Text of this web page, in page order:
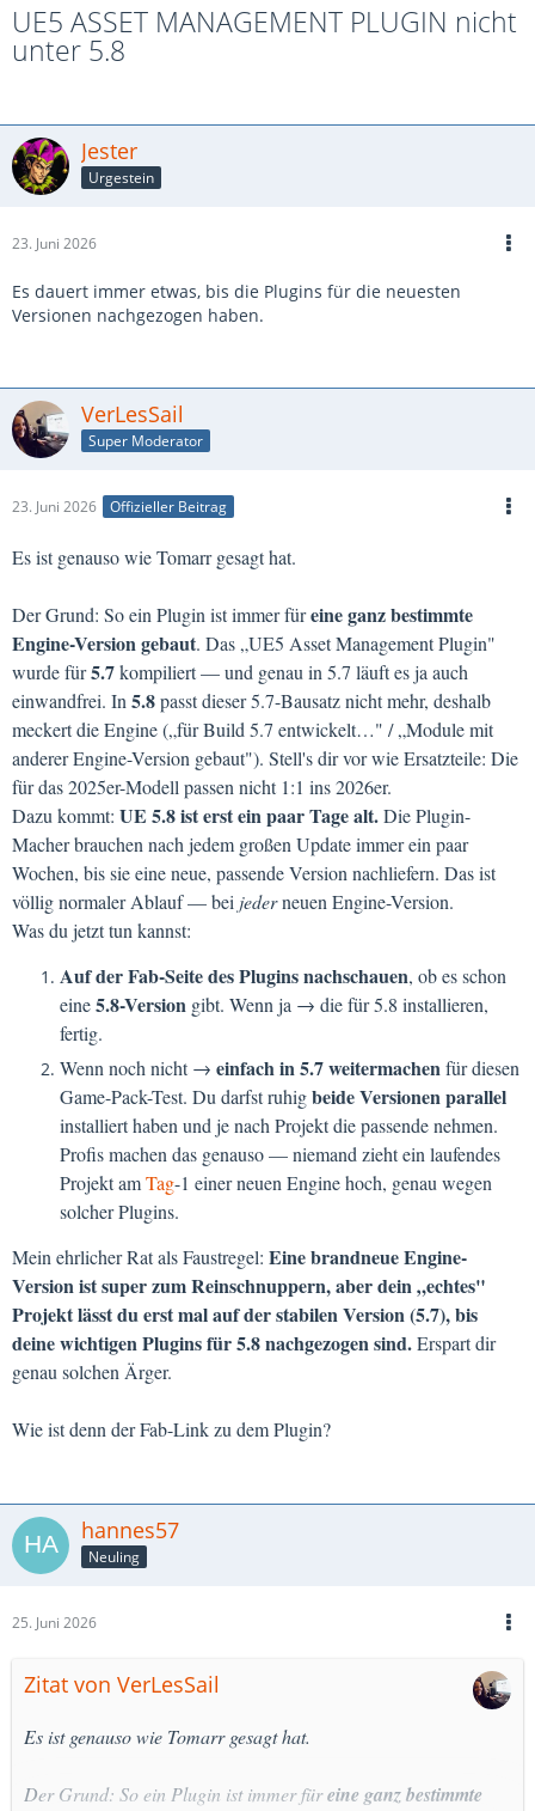
UE5 ASSET MANAGEMENT PLUGIN nicht
unter 5.8
Jester
Urgestein
23. Juni 2026
Es dauert immer etwas, bis die Plugins für die neuesten
Versionen nachgezogen haben.
VerLesSail
Super Moderator
23. Juni 2026 Offizieller Beitrag
Es ist genauso wie Tomarr gesagt hat.
Der Grund: So ein Plugin ist immer füreine ganz bestimmte
Engine-Version gebaut. Das „UE5 Asset Management Plugin"
wurde für5.7kompiliert — und genau in 5.7 läuft es ja auch
einwandfrei. In 5.8passt dieser 5.7-Bausatz nicht mehr, deshalb
meckert die Engine („für Build 5.7 entwickelt…" / „Module mit
anderer Engine-Version gebaut"). Stell's dir vor wie Ersatzteile: Die
für das 2025er-Modell passen nicht 1:1 ins 2026er.
Dazu kommt: UE 5.8 ist erst ein paar Tage alt.Die Plugin-
Macher brauchen nach jedem großen Update immer ein paar
Wochen, bis sie eine neue, passende Version nachliefern. Das ist
völlig normaler Ablauf — bei jederneuen Engine-Version.
Was du jetzt tun kannst:
Auf der Fab-Seite des Plugins nachschauen, ob es schon
eine5.8-Version gibt. Wenn ja → die für 5.8 installieren,
fertig.
Wenn noch nicht → einfach in 5.7 weitermachen für diesen
Game-Pack-Test. Du darfst ruhigbeide Versionen parallel
installiert haben und je nach Projekt die passende nehmen.
Profis machen das genauso — niemand zieht ein laufendes
Projekt amTag-1 einer neuen Engine hoch, genau wegen
solcher Plugins.
Mein ehrlicher Rat als Faustregel: Eine brandneue Engine-
Version ist super zum Reinschnuppern, aber dein „echtes"
Projekt lässt du erst mal auf der stabilen Version (5.7), bis
deine wichtigen Plugins für 5.8 nachgezogen sind.Erspart dir
genau solchen Ärger.
Wie ist denn der Fab-Link zu dem Plugin?
hannes57
Neuling
25. Juni 2026
Zitat von VerLesSail
Es ist genauso wie Tomarr gesagt hat.
Der Grund: So ein Plugin ist immer füreine ganz bestimmte